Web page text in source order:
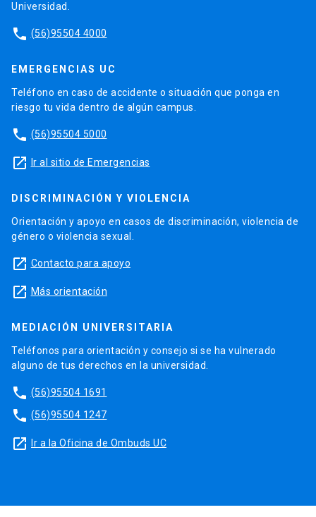
Universidad.
phone (56)95504 4000
EMERGENCIAS UC
Teléfono en caso de accidente o situación que ponga en
riesgo tu vida dentro de algún campus.
phone (56)95504 5000
launch Ir al sitio de Emergencias
DISCRIMINACIÓN Y VIOLENCIA
Orientación y apoyo en casos de discriminación, violencia de
género o violencia sexual.
launch Contacto para apoyo
launch Más orientación
MEDIACIÓN UNIVERSITARIA
Teléfonos para orientación y consejo si se ha vulnerado
alguno de tus derechos en la universidad.
phone (56)95504 1691
phone (56)95504 1247
launch Ir a la Oficina de Ombuds UC